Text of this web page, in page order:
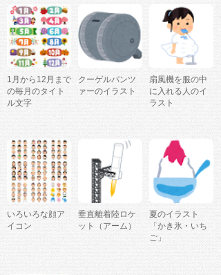
1月から12月まで
の毎月のタイト
ル文字
クーゲルパンツ
ァーのイラスト
扇風機を服の中
に入れる人のイ
ラスト
いろいろな顔ア
イコン
垂直離着陸ロケ
ット（アーム）
夏のイラスト
「かき氷・いち
ご」